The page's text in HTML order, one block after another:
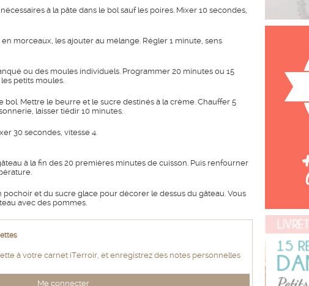
à la pâte dans le bol sauf les poires. Mixer 10 secondes,
morceaux, les ajouter au mélange. Régler 1 minute, sens
ou des moules individuels. Programmer 20 minutes ou 15
petits moules.
bol. Mettre le beurre et le sucre destinés à la crème. Chauffer 5
laisser tiédir 10 minutes.
30 secondes, vitesse 4.
à la fin des 20 premières minutes de cuisson. Puis renfourner
pochoir et du sucre glace pour décorer le dessus du gâteau. Vous
avec des pommes.
à votre carnet iTerroir, et enregistrez des notes personnelles
Me connecter